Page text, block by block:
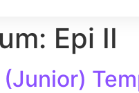
Epi II